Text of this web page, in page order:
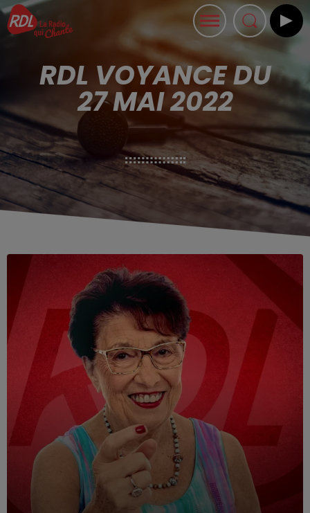
RDL VOYANCE DU
27 MAI 2022